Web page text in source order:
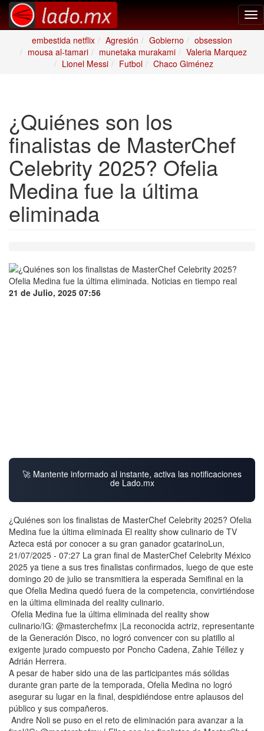
embestida netflix
Agresión Gobierno
obsession
mousa al-tamari
munetaka murakami
Valeria Marquez
Lionel Messi
Futbol Chaco Giménez
¿Quiénes son los
finalistas de MasterChef
Celebrity 2025? Ofelia
Medina fue la última
eliminada
21 de Julio, 2025 07:56
🚀 Mantente informado al instante, activa las notificaciones
de Lado.mx
¿Quiénes son los finalistas de MasterChef Celebrity 2025? Ofelia
Medina fue la última eliminada El reality show culinario de TV
Azteca está por conocer a su gran ganador gcatarinoLun,
21/07/2025 - 07:27 La gran final de MasterChef Celebrity México
2025 ya tiene a sus tres finalistas confirmados, luego de que este
domingo 20 de julio se transmitiera la esperada Semifinal en la
que Ofelia Medina quedó fuera de la competencia, convirtiéndose
en la última eliminada del reality culinario.
Ofelia Medina fue la última eliminada del reality show
culinario/IG: @masterchefmx |La reconocida actriz, representante
de la Generación Disco, no logró convencer con su platillo al
exigente jurado compuesto por Poncho Cadena, Zahie Téllez y
Adrián Herrera.
A pesar de haber sido una de las participantes más sólidas
durante gran parte de la temporada, Ofelia Medina no logró
asegurar su lugar en la final, despidiéndose entre aplausos del
público y sus compañeros.
Andre Noli se puso en el reto de eliminación para avanzar a la